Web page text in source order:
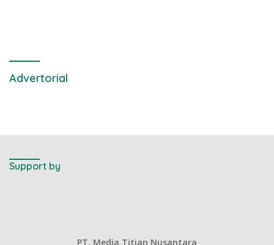
Advertorial
Support by
PT. Media Titian Nusantara